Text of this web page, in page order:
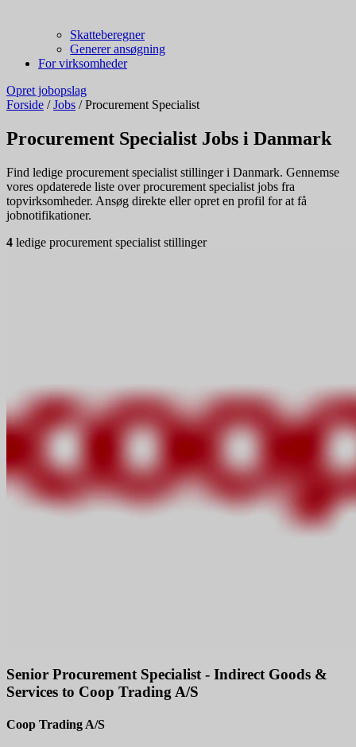
Skatteberegner
Generer ansøgning
For virksomheder
Opret jobopslag
Forside / Jobs / Procurement Specialist
Procurement Specialist Jobs i Danmark
Find ledige procurement specialist stillinger i Danmark. Gennemse
vores opdaterede liste over procurement specialist jobs fra
topvirksomheder. Ansøg direkte eller opret en profil for at få
jobnotifikationer.
4 ledige procurement specialist stillinger
Senior Procurement Specialist - Indirect Goods &
Services to Coop Trading A/S
Coop Trading A/S